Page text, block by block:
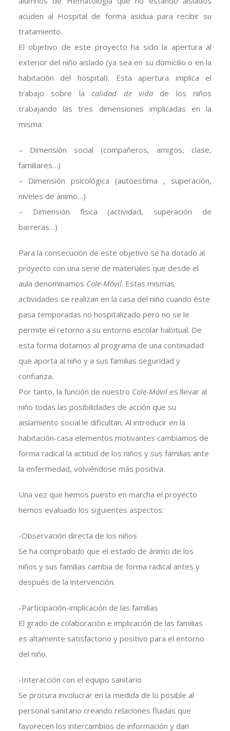
acuden al Hospital de forma asidua para recibir su
tratamiento.
El objetivo de este proyecto ha sido la apertura al
exterior del niño aislado (ya sea en su domicilio o en la
habitación del hospital). Esta apertura implica el
trabajo sobre lacalidad de vidade los niños
trabajando las tres dimensiones implicadas en la
misma:
– Dimensión social (compañeros, amigos, clase,
familiares…)
– Dimensión psicológica (autoestima , superación,
niveles de ánimo…)
– Dimensión física (actividad, superación de
barreras…)
Para la consecución de este objetivo se ha dotado al
proyecto con una serie de materiales que desde el
aula denominamos Cole-Móvil. Estas mismas
actividades se realizan en la casa del niño cuando éste
pasa temporadas no hospitalizado pero no se le
permite el retorno a su entorno escolar habitual. De
esta forma dotamos al programa de una continuidad
que aporta al niño y a sus familias seguridad y
confianza.
Por tanto, la función de nuestro Cole-Móviles llevar al
niño todas las posibilidades de acción que su
aislamiento social le dificultan. Al introducir en la
habitación-casa elementos motivantes cambiamos de
forma radical la actitud de los niños y sus familias ante
la enfermedad, volviéndose más positiva.
Una vez que hemos puesto en marcha el proyecto
hemos evaluado los siguientes aspectos:
-Observación directa de los niños
Se ha comprobado que el estado de ánimo de los
niños y sus familias cambia de forma radical antes y
después de la intervención.
-Participación-implicación de las familias
El grado de colaboración e implicación de las familias
es altamente satisfactorio y positivo para el entorno
del niño.
-Interacción con el equipo sanitario
Se procura involucrar en la medida de lo posible al
personal sanitario creando relaciones fluidas que
favorecen los intercambios de información y dan